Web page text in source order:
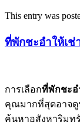
This entry was
ที่พักชะอำให้เช่
การเลือกที่พักชะอ
คุณมากที่สุดอาจดู
ค้นหาอสังหาริมท